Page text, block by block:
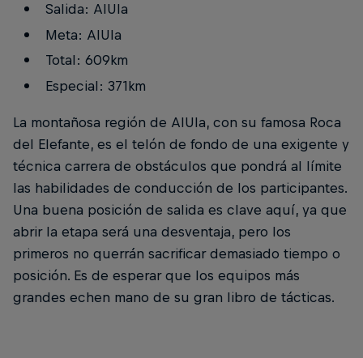
Salida: AlUla
Meta: AlUla
Total: 609km
Especial: 371km
La montañosa región de AlUla, con su famosa Roca
del Elefante, es el telón de fondo de una exigente y
técnica carrera de obstáculos que pondrá al límite
las habilidades de conducción de los participantes.
Una buena posición de salida es clave aquí, ya que
abrir la etapa será una desventaja, pero los
primeros no querrán sacrificar demasiado tiempo o
posición. Es de esperar que los equipos más
grandes echen mano de su gran libro de tácticas.